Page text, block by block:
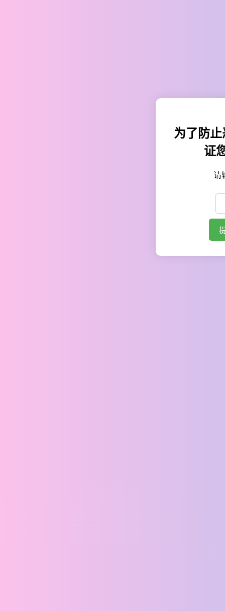
为了防
证
请